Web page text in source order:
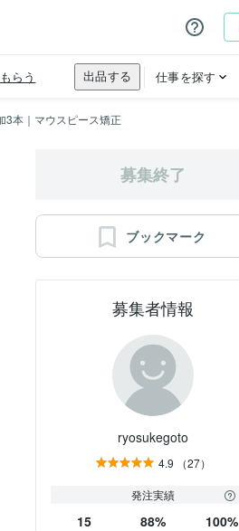
3本｜マウスピース矯正
募集終了
ブックマーク
募集者情報
ryosukegoto
4.9 （27）
発注実績
15 88% 100%